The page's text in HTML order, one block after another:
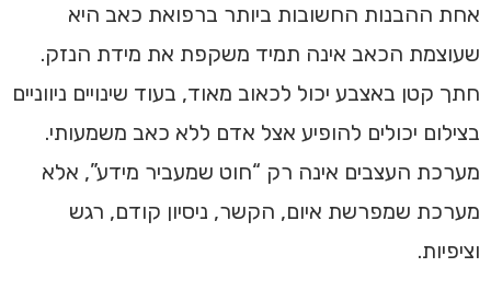
אחת ההבנות החשובות ביותר ברפואת כאב היא
שעוצמת הכאב אינה תמיד משקפת את מידת הנזק.
חתך קטן באצבע יכול לכאוב מאוד, בעוד שינויים ניווניים
בצילום יכולים להופיע אצל אדם ללא כאב משמעותי.
מערכת העצבים אינה רק “חוט שמעביר מידע”, אלא
מערכת שמפרשת איום, הקשר, ניסיון קודם, רגש
וציפיות.